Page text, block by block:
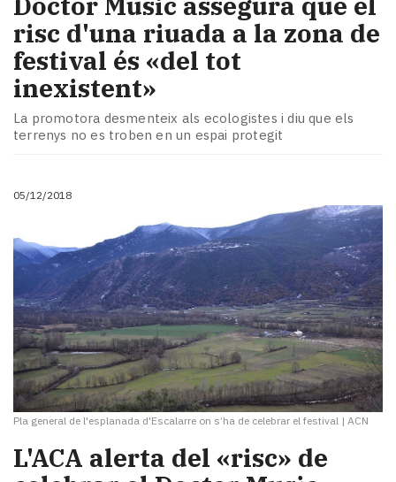
risc d'una riuada a la zona de
festival és «del tot
inexistent»
La promotora desmenteix als ecologistes i diu que els
terrenys no es troben en un espai protegit
05/12/2018
Pla general de l'esplanada d'Escalarre on s’ha de celebrar el festival | ACN
L'ACA alerta del «risc» de